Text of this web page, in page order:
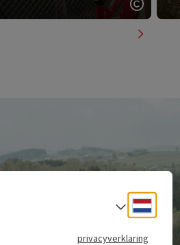
Start
privacyverklaring